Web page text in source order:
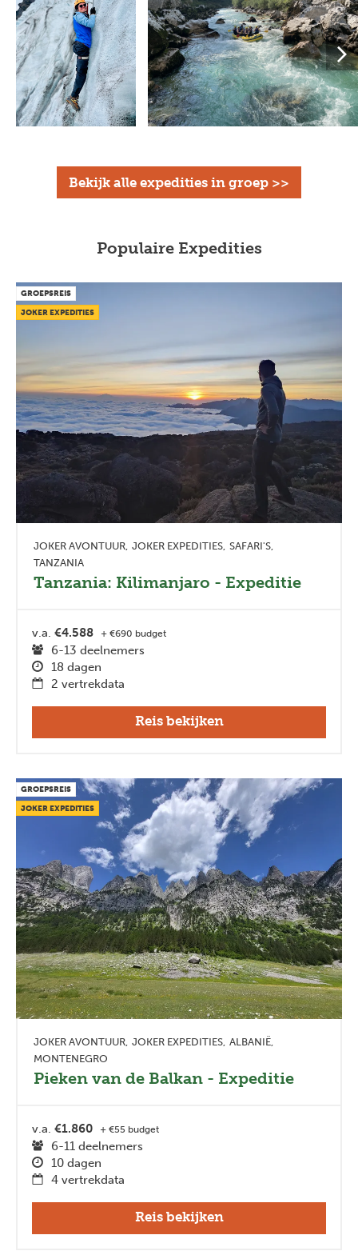
Bekijk alle expedities in groep >>
Populaire Expedities
GROEPSREIS
JOKER EXPEDITIES
JOKER AVONTUUR JOKER EXPEDITIES SAFARI'S
TANZANIA
Tanzania: Kilimanjaro - Expeditie
v.a. €4.588 + €690 budget
6-13 deelnemers
18 dagen
2 vertrekdata
Reis bekijken
GROEPSREIS
JOKER EXPEDITIES
JOKER AVONTUUR JOKER EXPEDITIES ALBANIË
MONTENEGRO
Pieken van de Balkan - Expeditie
v.a. €1.860 + €55 budget
6-11 deelnemers
10 dagen
4 vertrekdata
Reis bekijken